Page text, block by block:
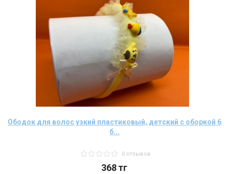
Ободок для волос узкий пластиковый, детский с оборкой 6
б...
0 отзывов
368тг